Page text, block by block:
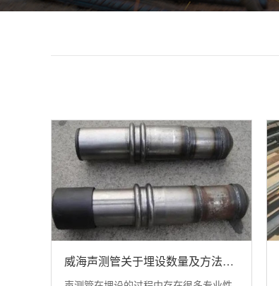
威海声测管关于埋设数量及方法的建议